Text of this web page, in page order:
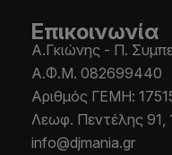
Επικοινωνία
Α.Γκιώνης - Π.
Α.Φ.Μ. 082699440
Aριθμός ΓΕΜΗ:
Λεωφ. Πεντέλης 91,
info@djmania.gr